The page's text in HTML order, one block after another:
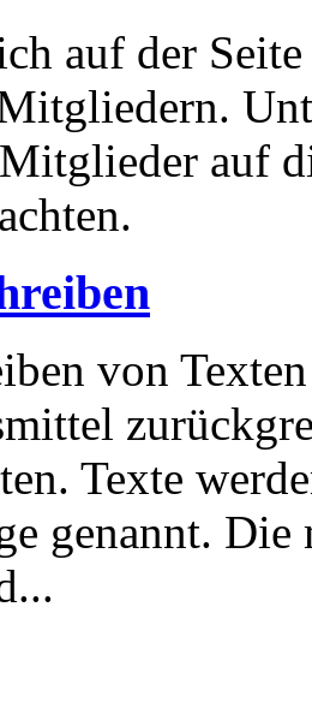
auf der
auf
von
Texte
genannt.